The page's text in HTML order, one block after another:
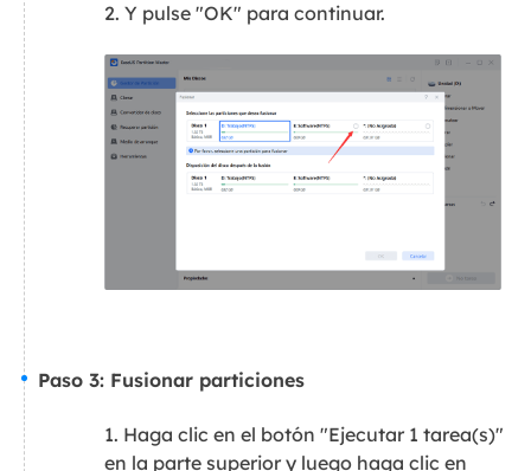
2. Y pulse "OK" para continuar.
Paso 3: Fusionar particiones
1. Haga clic en el botón "Ejecutar 1 tarea(s)"
en la parte superior y luego haga clic en